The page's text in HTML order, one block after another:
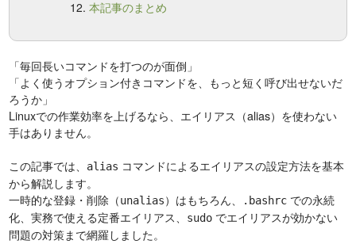
本記事のまとめ
「毎回長いコマンドを打つのが面倒」
「よく使うオプション付きコマンドを、もっと短く呼び出せないだ
ろうか」
Linuxでの作業効率を上げるなら、エイリアス（alias）を使わない
手はありません。
この記事では、
alias コマンドによるエイリアスの設定方法を基本
から解説します。
一時的な登録・削除（unalias）はもちろん、 .bashrc での永続
化、実務で使える定番エイリアス、
sudo でエイリアスが効かない
問題の対策まで網羅しました。